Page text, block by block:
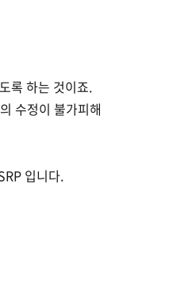
록 하는 것이죠.
수정이 불가피해
입니다.